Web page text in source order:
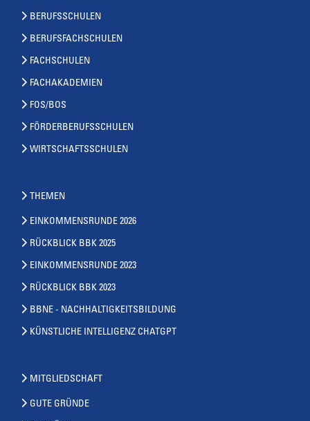
BERUFSSCHULEN
BERUFSFACHSCHULEN
FACHSCHULEN
FACHAKADEMIEN
FOS/BOS
FÖRDERBERUFSSCHULEN
WIRTSCHAFTSSCHULEN
THEMEN
EINKOMMENSRUNDE 2026
RÜCKBLICK BBK 2025
EINKOMMENSRUNDE 2023
RÜCKBLICK BBK 2023
BBNE - NACHHALTIGKEITSBILDUNG
KÜNSTLICHE INTELLIGENZ CHATGPT
MITGLIEDSCHAFT
GUTE GRÜNDE